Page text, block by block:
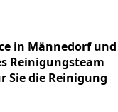
in Männedorf und
Reinigungsteam
Sie die Reinigung